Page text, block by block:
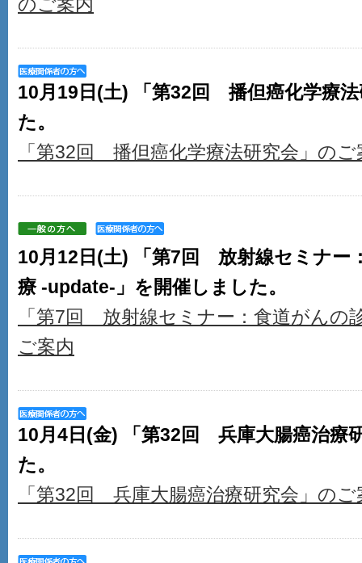
10月19日(土) 「第32回 播但癌化学療
た。
「第32回 播但癌化学療法研究会」のご
10月12日(土) 「第7回 放射線セミナー
療 -update-」を開催しました。
「第7回 放射線セミナー：食道がんの
ご案内
10月4日(金) 「第32回 兵庫大腸癌治療
た。
「第32回 兵庫大腸癌治療研究会」のご